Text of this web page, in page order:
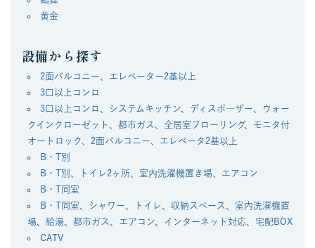
黄金
設備から探す
2面バルコニー、エレベーター2基以上
3口以上コンロ
3口以上コンロ、システムキッチン、ディスポ―ザー、ウォー
クインクローゼット、都市ガス、全居室フローリング、モニタ付
オートロック、2面バルコニー、エレベータ2基以上
B・T別
B・T別、トイレ2ヶ所、室内洗濯機置き場、エアコン
B・T同室
B・T同室、シャワー、トイレ、収納スペース、室内洗濯機置
場、給湯、都市ガス、エアコン、インターネット対応、宅配BOX
CATV